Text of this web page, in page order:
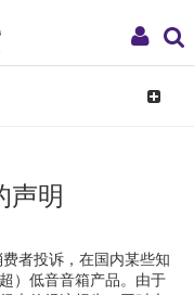
My
Toggle
声明
者投诉，在国内某些知
）低音音箱产品。由于